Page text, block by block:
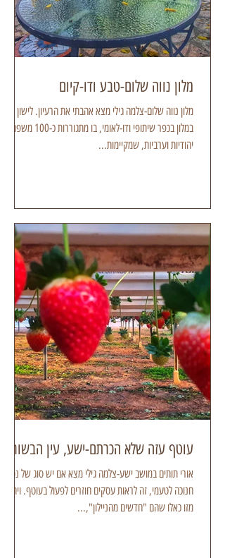
מלון נווה שלום-טבע ודו-קיום
מלון נווה שלום-צלמה גילי מצא אהבתי את הרעיון. לישון לילה
במלון בכפר שיתופי ודו-לאומי, בו מתגוררות כ-100 משפחות
יהודיות וערביות, שמקיימות...
עוטף עזה שלא הכרתם-ישע, עין הבשור
אורי תותים במושב ישע-צלמה גילי מצא אם יש סוג של נס
חנוכה לטעמי, זה לראות עסקים חוזרים לפעול בעוטף. ויתרה
מזו כאלו שהם "חדשים מהניילון",...